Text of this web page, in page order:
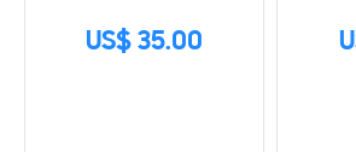
US$ 35.00